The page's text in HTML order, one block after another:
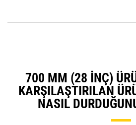
700 MM (28 INÇ)
KARŞILAŞTIRILAN
NASIL